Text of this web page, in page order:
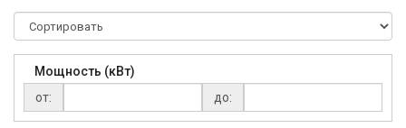
Мощность (кВт)
от:
до: